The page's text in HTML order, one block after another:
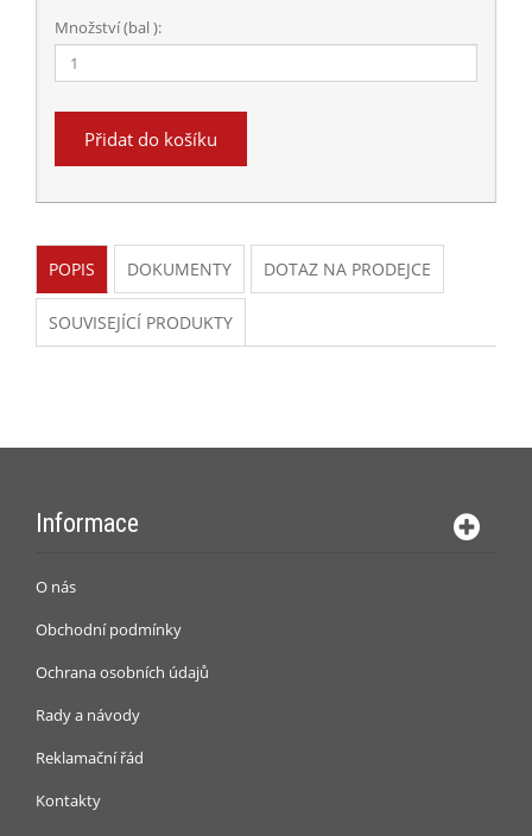
Množství (bal ):
Přidat do košíku
POPIS DOKUMENTY DOTAZ NA PRODEJCE
SOUVISEJÍCÍ PRODUKTY
Informace
O nás
Obchodní podmínky
Ochrana osobních údajů
Rady a návody
Reklamační řád
Kontakty